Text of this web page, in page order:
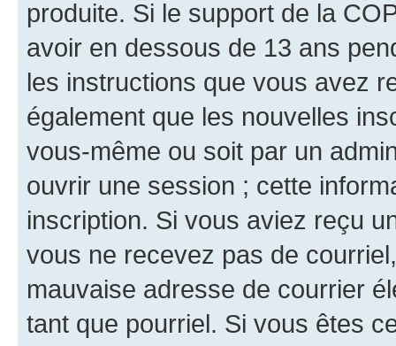
produite. Si le support de la
avoir en dessous de 13 ans
les instructions que vous avez
également que les nouvelles
vous-même ou soit par un
ouvrir une session ; cette
inscription. Si vous aviez reçu
vous ne recevez pas de
mauvaise adresse de courrier
tant que pourriel. Si vous êtes